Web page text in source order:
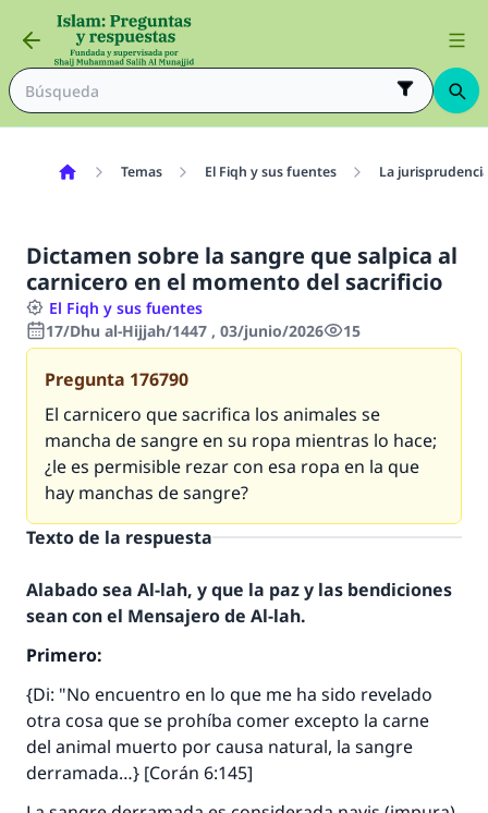
Temas El Fiqh y sus fuentes La
Dictamen sobre la sangre que salpica al
carnicero en el momento del sacrificio
El Fiqh y sus fuentes
17/Dhu al-Hijjah/1447 , 03/junio/2026
15
Pregunta 176790
El carnicero que sacrifica los animales se
mancha de sangre en su ropa mientras lo hace;
¿le es permisible rezar con esa ropa en la que
hay manchas de sangre?
Texto de la respuesta
Alabado sea Al-lah, y que la paz y las bendiciones
sean con el Mensajero de Al-lah.
Primero:
{Di: "No encuentro en lo que me ha sido revelado
otra cosa que se prohíba comer excepto la carne
del animal muerto por causa natural, la sangre
derramada…} [Corán 6:145]